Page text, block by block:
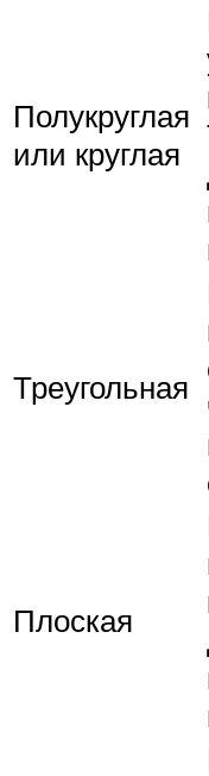
Полукруглая
или круглая
Треугольная
Плоская